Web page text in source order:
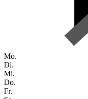
Mo.
Di.
Mi.
Do.
Fr.